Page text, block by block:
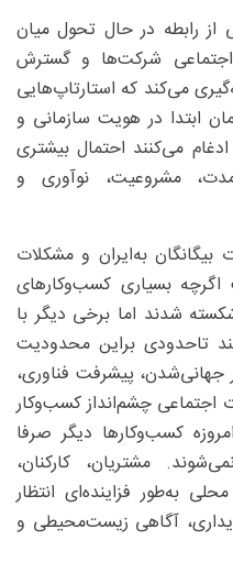
از رابطه در حال تحول میان
اجتماعی شرکت‌ها و گسترش
می‌کند که استارتاپ‌هایی
ابتدا در هویت سازمانی و
می‌کنند احتمال بیشتری
مشروعیت، نوآوری و
به‌ایران و مشکلات
بسیاری کسب‌وکارهای
شدند اما برخی دیگر با
تاحدودی براین محدودیت
جهانی‌شدن، پیشرفت فناوری،
اجتماعی چشم‌انداز کسب‌وکار
کسب‌وکارها دیگر صرفا
مشتریان، کارکنان،
به‌طور فزاینده‌ای انتظار
آگاهی زیست‌محیطی و